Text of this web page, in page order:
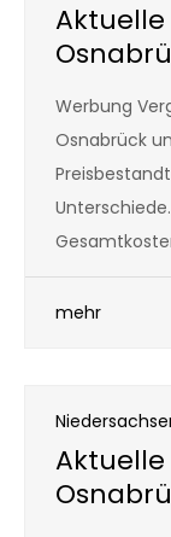
Aktuelle
Werbung
Osnabrück
mehr
Aktuelle